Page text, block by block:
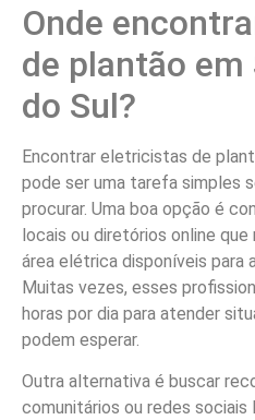
Onde
de plantão em
do Sul?
Encontrar eletricistas de
pode ser uma tarefa simples
procurar. Uma boa opção é
locais ou diretórios online que
área elétrica disponíveis para
Muitas vezes, esses
horas por dia para atender
podem esperar.
Outra alternativa é buscar
comunitários ou redes sociais